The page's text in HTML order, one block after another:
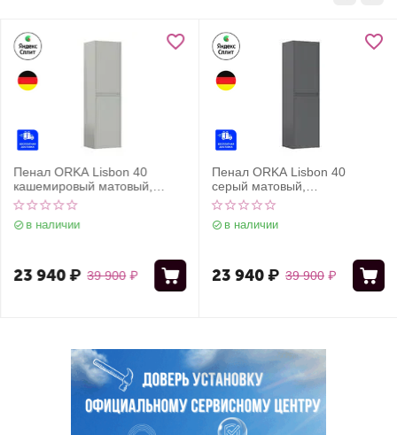
Пенал ORKA Lisbon 40
кашемировый матовый,
универсальный
в наличии
39 900 ₽
23 940₽
Пенал ORKA Lisbon 40
серый матовый,
универсальный
в наличии
39 900 ₽
23 940₽